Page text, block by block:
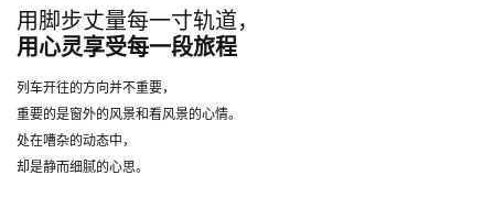
用脚步丈量每一寸轨道，
用心灵享受每一段旅程
列车开往的方向并不重要，
重要的是窗外的风景和看风景的心情。
处在嘈杂的动态中，
却是静而细腻的心思。